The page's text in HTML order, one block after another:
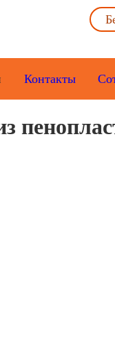
Контакты